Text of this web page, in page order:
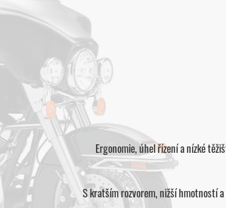
Ergonomie, úhel řízení a nízké
S kratším rozvorem, nižší hmotností